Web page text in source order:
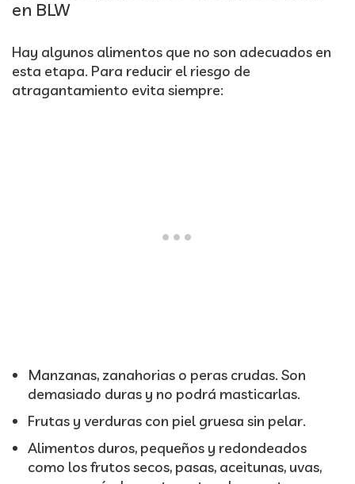
en BLW
Hay algunos alimentos que no son adecuados en
esta etapa. Para reducir el riesgo de
atragantamiento evita siempre:
Manzanas, zanahorias o peras crudas. Son
demasiado duras y no podrá masticarlas.
Frutas y verduras con piel gruesa sin pelar.
Alimentos duros, pequeños y redondeados
como los frutos secos, pasas, aceitunas, uvas,